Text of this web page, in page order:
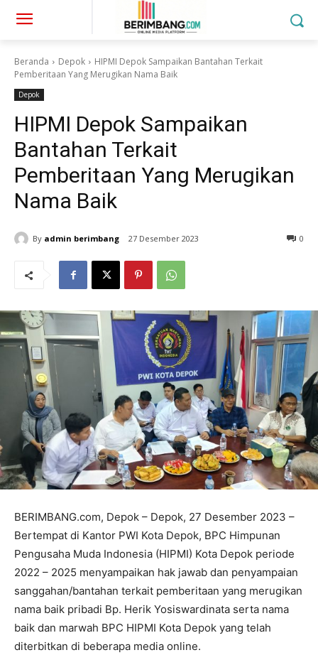
Beranda Depok
HIPMI Depok Sampaikan Bantahan Terkait
Pemberitaan Yang Merugikan Nama Baik
Depok
HIPMI Depok Sampaikan
Bantahan Terkait
Pemberitaan Yang Merugikan
Nama Baik
By admin berimbang 27 Desember 2023 0
BERIMBANG.com, Depok – Depok, 27 Desember 2023 –
Bertempat di Kantor PWI Kota Depok, BPC Himpunan
Pengusaha Muda Indonesia (HIPMI) Kota Depok periode
2022 – 2025 menyampaikan hak jawab dan penyampaian
sanggahan/bantahan terkait pemberitaan yang merugikan
nama baik pribadi Bp. Herik Yosiswardinata serta nama
baik dan marwah BPC HIPMI Kota Depok yang telah
diterbitkan di beberapa media online.